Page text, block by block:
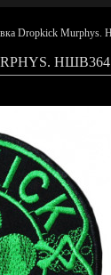
Dropkick Murphys.
НШВ364